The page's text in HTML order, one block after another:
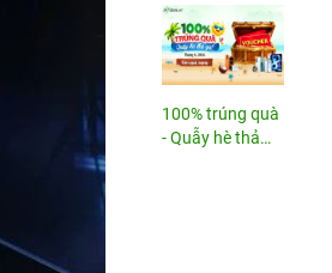
100% trúng quà
- Quẫy hè thả